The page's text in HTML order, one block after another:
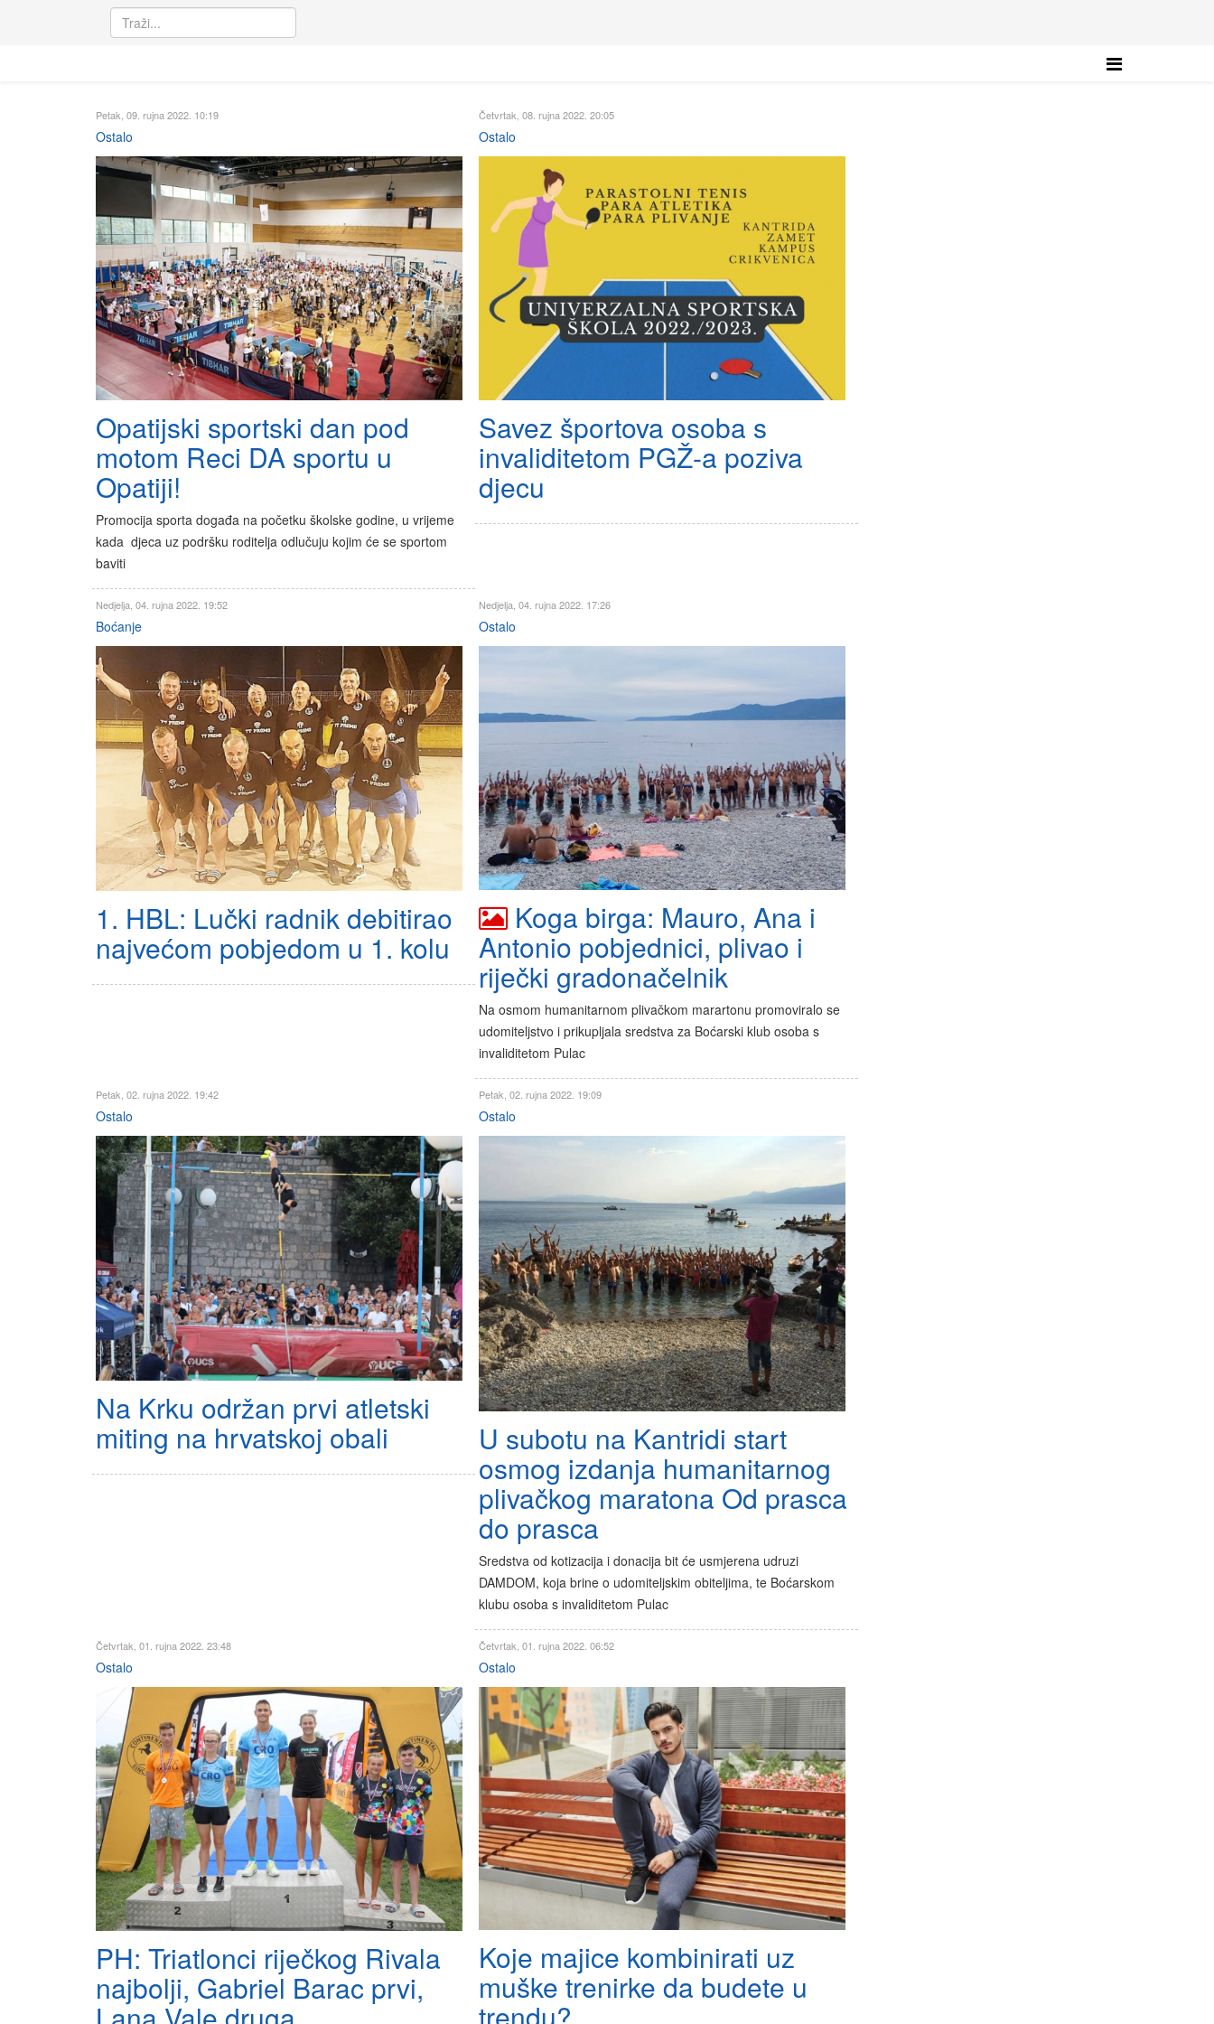
Petak, 09. rujna 2022. 10:19
Ostalo
Opatijski sportski dan pod
motom Reci DA sportu u
Opatiji!
Promocija sporta događa na početku školske godine, u vrijeme
kada djeca uz podršku roditelja odlučuju kojim će se sportom
baviti
Četvrtak, 08. rujna 2022. 20:05
Ostalo
Savez športova osoba s
invaliditetom PGŽ-a poziva
djecu
Nedjelja, 04. rujna 2022. 19:52
Boćanje
1. HBL: Lučki radnik debitirao
najvećom pobjedom u 1. kolu
Nedjelja, 04. rujna 2022. 17:26
Ostalo
Koga birga: Mauro, Ana i
Antonio pobjednici, plivao i
riječki gradonačelnik
Na osmom humanitarnom plivačkom marartonu promoviralo se
udomiteljstvo i prikupljala sredstva za Boćarski klub osoba s
invaliditetom Pulac
Petak, 02. rujna 2022. 19:42
Ostalo
Na Krku održan prvi atletski
miting na hrvatskoj obali
Petak, 02. rujna 2022. 19:09
Ostalo
U subotu na Kantridi start
osmog izdanja humanitarnog
plivačkog maratona Od prasca
do prasca
Sredstva od kotizacija i donacija bit će usmjerena udruzi
DAMDOM, koja brine o udomiteljskim obiteljima, te Boćarskom
klubu osoba s invaliditetom Pulac
Četvrtak, 01. rujna 2022. 23:48
Ostalo
PH: Triatlonci riječkog Rivala
najbolji, Gabriel Barac prvi,
Četvrtak, 01. rujna 2022. 06:52
Ostalo
Koje majice kombinirati uz
muške trenirke da budete u